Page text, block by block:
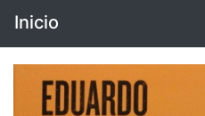
Inicio